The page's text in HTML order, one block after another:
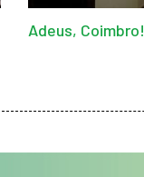
Adeus, Coimbro!